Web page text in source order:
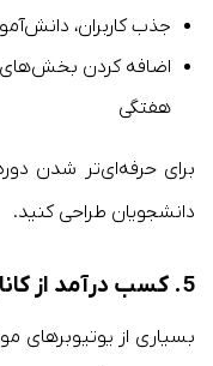
جذب کاربران،
اضافه کردن
هفتگی
برای حرفه‌ای‌تر شدن
دانشجویان طراحی کنید.
5. کسب درآمد از کانال یوتیوب
بسیاری از یوتیوبرهای